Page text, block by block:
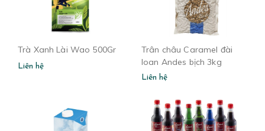
Trà Xanh Lài Wao 500Gr
Liên hệ
Trân châu Caramel đài
loan Andes bịch 3kg
Liên hệ